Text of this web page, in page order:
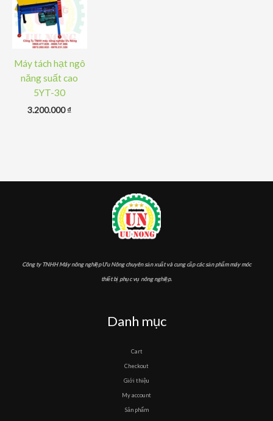
Máy tách hạt ngô
năng suất cao
5YT-30
3.200.000₫
Công ty TNHH Máy nông nghiệp Ưu Nông chuyên sản xuất và cung cấp các sản phẩm máy móc
thiết bị phục vụ nông nghiệp.
Danh mục
Cart
Checkout
Giới thiệu
My account
Sản phẩm